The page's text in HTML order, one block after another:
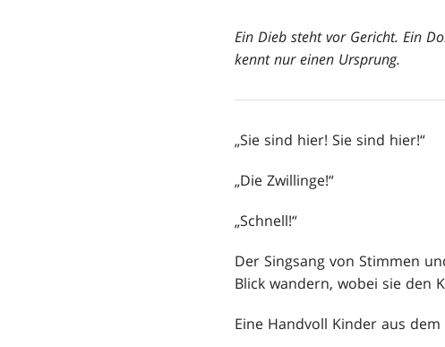
Ein Dieb steht vor Gericht. Ein
kennt nur einen Ursprung.
„Sie sind hier! Sie sind hier!“
„Die Zwillinge!“
„Schnell!“
Der Singsang von Stimmen
Blick wandern, wobei sie den
Eine Handvoll Kinder aus